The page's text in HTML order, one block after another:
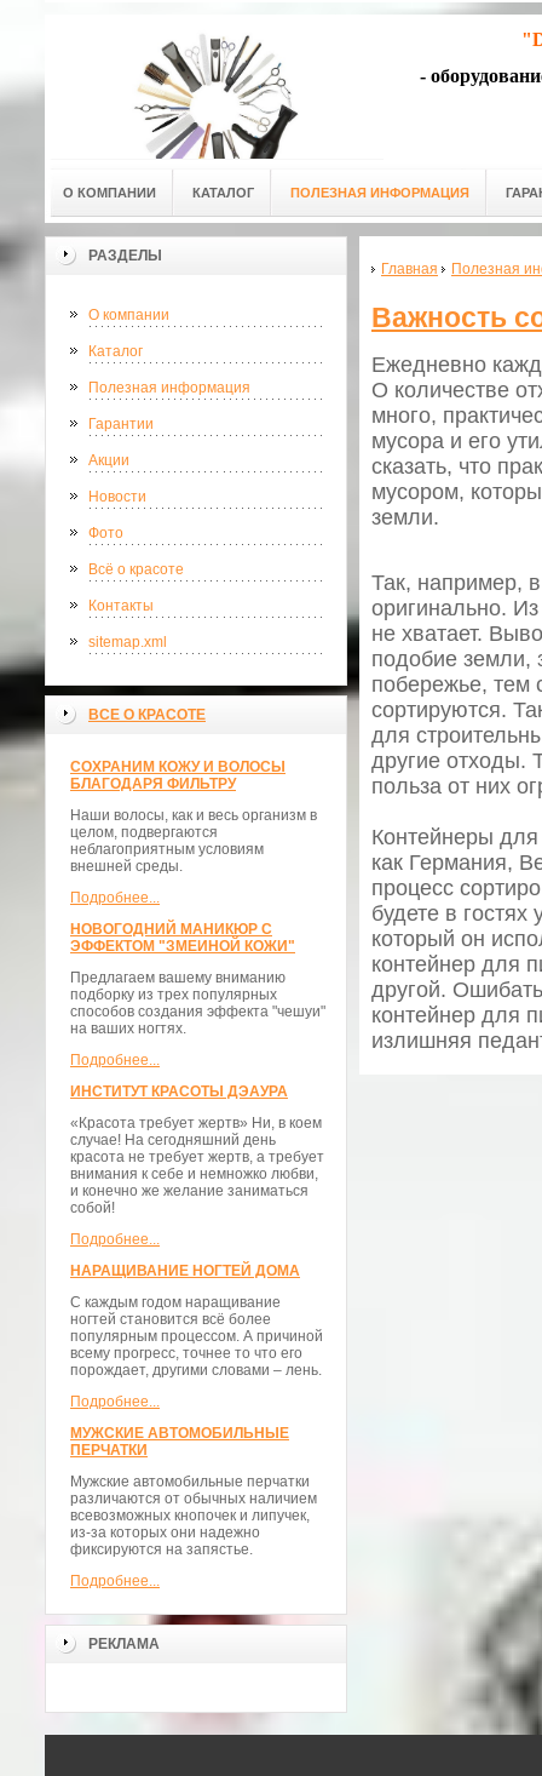
-
О КОМПАНИИ КАТАЛОГ ПОЛЕЗНАЯ ИНФОРМАЦИЯ
РАЗДЕЛЫ
О компании
Каталог
Полезная информация
Гарантии
Акции
Новости
Фото
Всё о красоте
Контакты
sitemap.xml
ВСЕ О КРАСОТЕ
СОХРАНИМ КОЖУ И ВОЛОСЫ
БЛАГОДАРЯ ФИЛЬТРУ
Наши волосы, как и весь организм в
целом, подвергаются
неблагоприятным условиям
внешней среды.
Подробнее...
НОВОГОДНИЙ МАНИКЮР С
ЭФФЕКТОМ "ЗМЕИНОЙ КОЖИ"
Предлагаем вашему вниманию
подборку из трех популярных
способов создания эффекта "чешуи"
на ваших ногтях.
Подробнее...
ИНСТИТУТ КРАСОТЫ ДЭАУРА
«Красота требует жертв» Ни, в коем
случае! На сегодняшний день
красота не требует жертв, а требует
внимания к себе и немножко любви,
и конечно же желание заниматься
собой!
Подробнее...
НАРАЩИВАНИЕ НОГТЕЙ ДОМА
С каждым годом наращивание
ногтей становится всё более
популярным процессом. А причиной
всему прогресс, точнее то что его
порождает, другими словами – лень.
Подробнее...
МУЖСКИЕ АВТОМОБИЛЬНЫЕ
ПЕРЧАТКИ
Мужские автомобильные перчатки
различаются от обычных наличием
всевозможных кнопочек и липучек,
из-за которых они надежно
фиксируются на запястье.
Подробнее...
РЕКЛАМА
Главная Полезная
Важность
Ежедневно
О количестве
много,
мусора и его
сказать, что
мусором,
земли.
Так, например,
оригинально.
не хватает.
подобие земли,
побережье, тем
сортируются.
для
другие отходы.
польза от них
Контейнеры для
как Германия,
процесс
будете в
который он
контейнер для
другой.
контейнер для
излишняя